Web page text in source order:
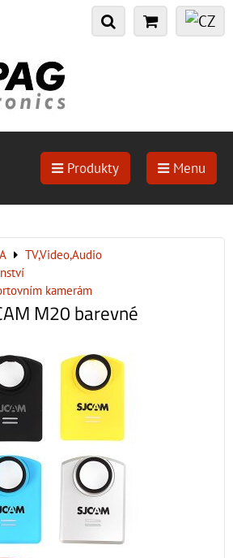
Produkty Menu
TV,Video,Audio
kamerám
M20 barevné